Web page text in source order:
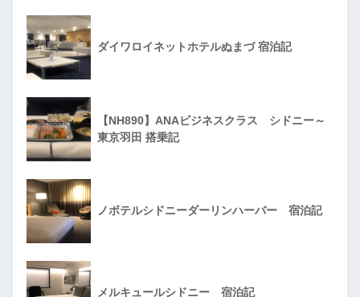
ダイワロイネットホテルぬまづ 宿泊記
【NH890】ANAビジネスクラス シドニー～
東京羽田 搭乗記
ノボテルシドニーダーリンハーバー 宿泊記
メルキュールシドニー 宿泊記